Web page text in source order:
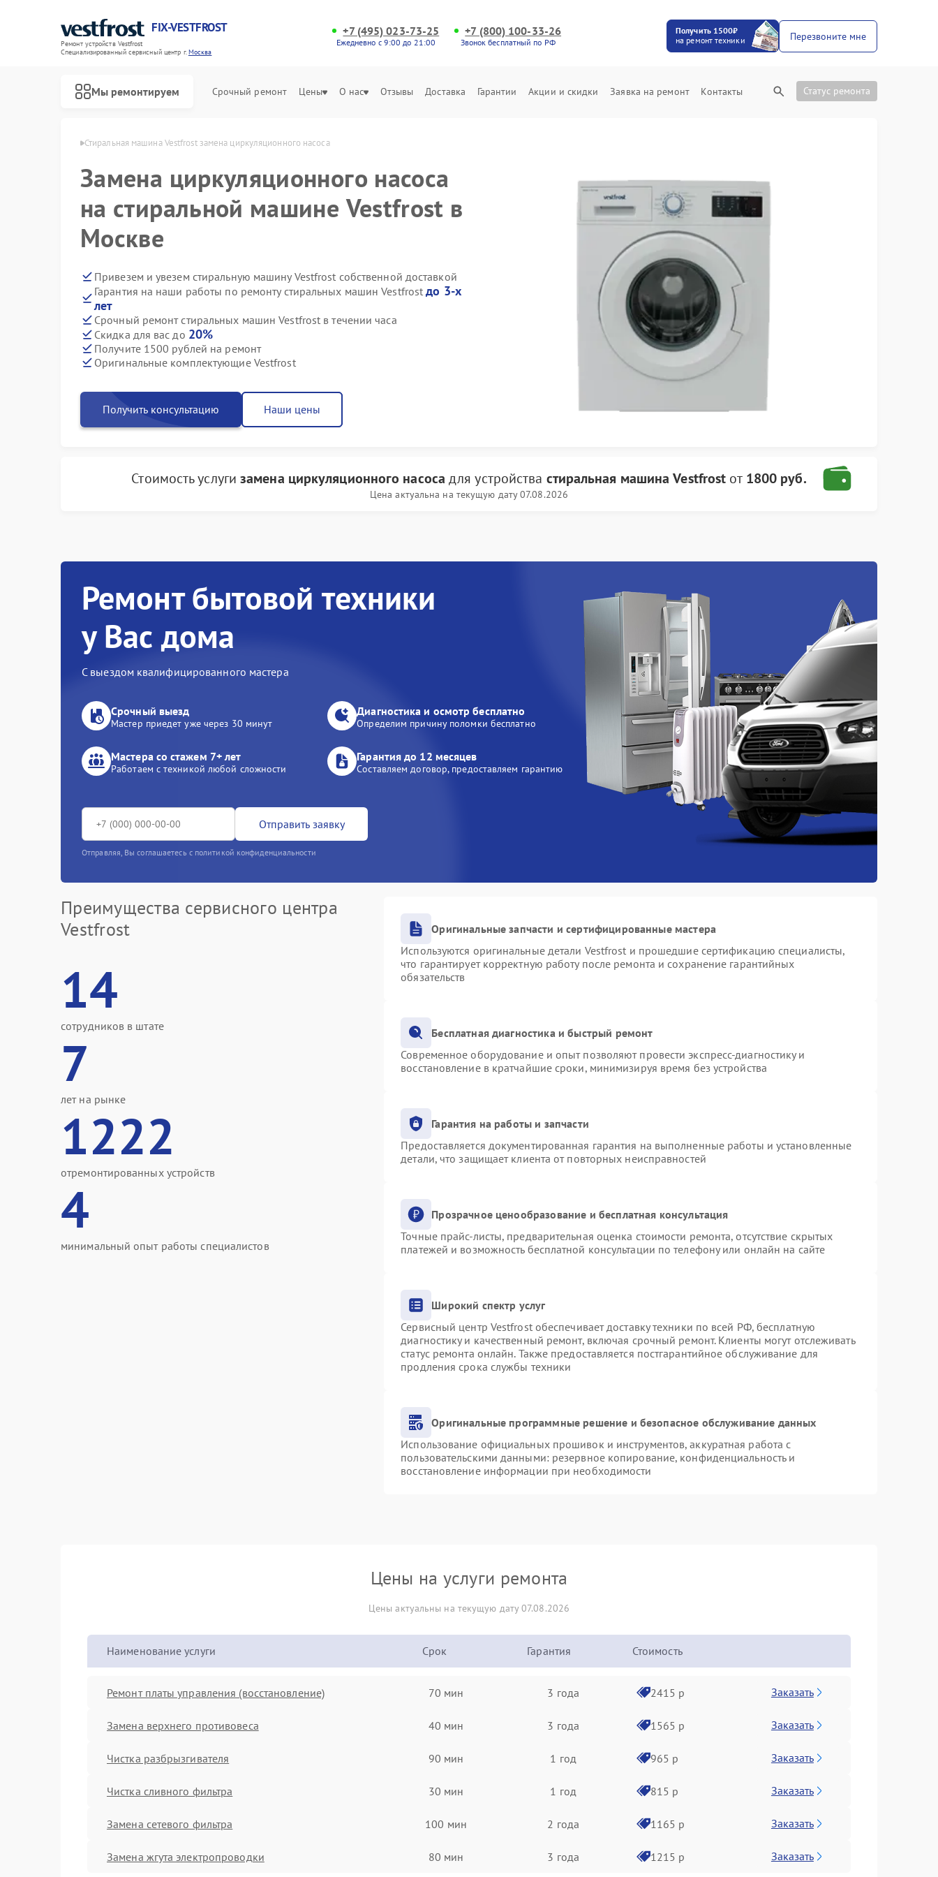
FIX-VESTFROST
Ремонт устройств Vestfrost
Специализированный cервисный центр г.Москва
+7 (495) 023-73-25
Ежедневно с 9:00 до 21:00
+7 (800) 100-33-26
Звонок бесплатный по РФ
Получить 1500₽
на ремонт техники
Перезвоните мне
Мы ремонтируем Срочный ремонт Цены О нас Отзывы Доставка Гарантии Акции и скидки Заявка на ремонт Контакты Статус ремонта
Стиральная машина Vestfrost замена циркуляционного насоса
Замена циркуляционного насоса
на стиральной машине Vestfrost в
Москве
Привезем и увезем стиральную машину Vestfrost собственной доставкой
Гарантия на наши работы по ремонту стиральных машин Vestfrostдо 3-х
лет
Срочный ремонт стиральных машин Vestfrost в течении часа
Скидка для вас до 20%
Получите 1500 рублей на ремонт
Оригинальные комплектующие Vestfrost
Получить консультацию Наши цены
Стоимость услугизамена циркуляционного насоса для устройства стиральная машина Vestfrost от 1800 руб.
Цена актуальна на текущую дату 07.08.2026
Ремонт бытовой техники
у Вас дома
С выездом квалифицированного мастера
Срочный выезд
Мастер приедет уже через 30 минут
Диагностика и осмотр бесплатно
Определим причину поломки бесплатно
Мастера со стажем 7+ лет
Работаем с техникой любой сложности
Гарантия до 12 месяцев
Составляем договор, предоставляем гарантию
Отправить заявку
Отправляя, Вы соглашаетесь с политикой конфиденциальности
Преимущества сервисного центра
Vestfrost
14
сотрудников в штате
7
лет на рынке
1222
отремонтированных устройств
4
минимальный опыт работы специалистов
Оригинальные запчасти и сертифицированные мастера
Используются оригинальные детали Vestfrost и прошедшие сертификацию специалисты,
что гарантирует корректную работу после ремонта и сохранение гарантийных
обязательств
Бесплатная диагностика и быстрый ремонт
Современное оборудование и опыт позволяют провести экспресс-диагностику и
восстановление в кратчайшие сроки, минимизируя время без устройства
Гарантия на работы и запчасти
Предоставляется документированная гарантия на выполненные работы и установленные
детали, что защищает клиента от повторных неисправностей
Прозрачное ценообразование и бесплатная консультация
Точные прайс-листы, предварительная оценка стоимости ремонта, отсутствие скрытых
платежей и возможность бесплатной консультации по телефону или онлайн на сайте
Широкий спектр услуг
Сервисный центр Vestfrost обеспечивает доставку техники по всей РФ, бесплатную
диагностику и качественный ремонт, включая срочный ремонт. Клиенты могут отслеживать
статус ремонта онлайн. Также предоставляется постгарантийное обслуживание для
продления срока службы техники
Оригинальные программные решение и безопасное обслуживание данных
Использование официальных прошивок и инструментов, аккуратная работа с
пользовательскими данными: резервное копирование, конфиденциальность и
восстановление информации при необходимости
Цены на услуги ремонта
Цены актуальны на текущую дату 07.08.2026
Наименование услуги Срок Гарантия Стоимость
Ремонт платы управления (восстановление) 70 мин 3 года 2415 р Заказать
Замена верхнего противовеса 40 мин 3 года 1565 р Заказать
Чистка разбрызгивателя 90 мин 1 год 965 р Заказать
Чистка сливного фильтра 30 мин 1 год 815 р Заказать
Замена сетевого фильтра 100 мин 2 года 1165 р Заказать
Замена жгута электропроводки 80 мин 3 года 1215 р Заказать